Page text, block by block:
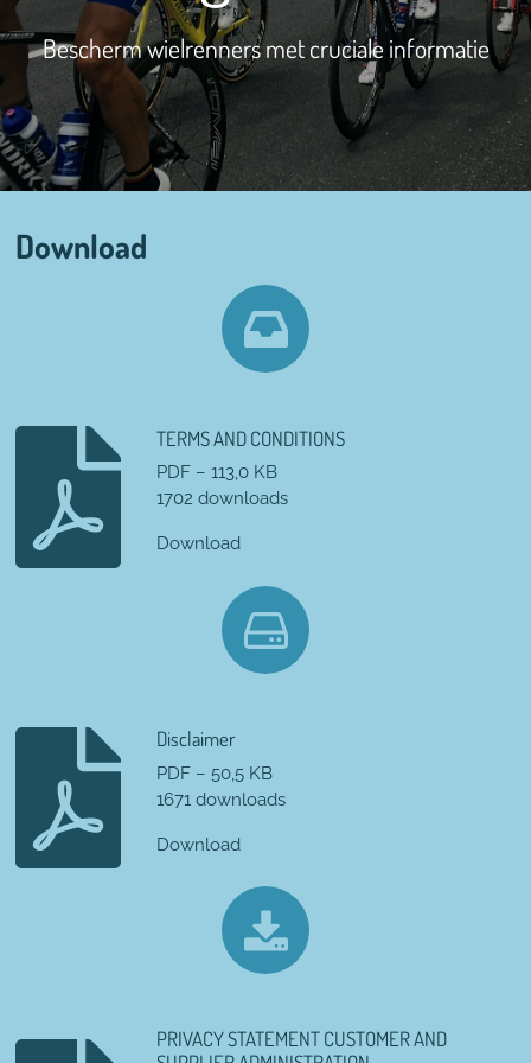
Bescherm wielrenners met cruciale informatie
Download
TERMS AND CONDITIONS
PDF – 113,0 KB
1702 downloads
Download
Disclaimer
PDF – 50,5 KB
1671 downloads
Download
PRIVACY STATEMENT CUSTOMER AND